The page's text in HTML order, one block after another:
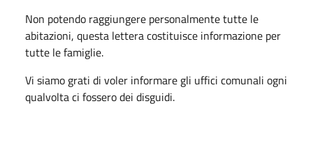
Non potendo raggiungere personalmente tutte le
abitazioni, questa lettera costituisce informazione per
tutte le famiglie.
Vi siamo grati di voler informare gli uffici comunali ogni
qualvolta ci fossero dei disguidi.